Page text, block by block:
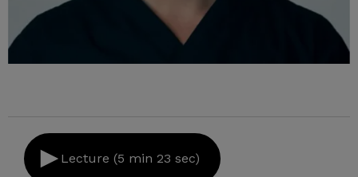
Lecture (5 min 23 sec)